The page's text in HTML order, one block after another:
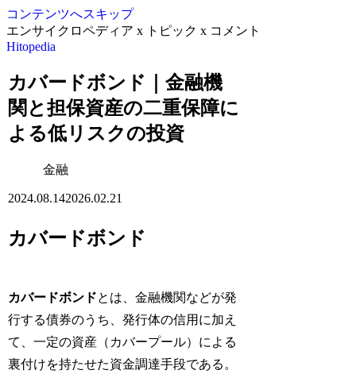
コンテンツへスキップ
エンサイクロペディア x トピック x コメント
Hitopedia
カバードボンド｜金融機
関と担保資産の二重保障に
よる低リスクの投資
金融
2024.08.142026.02.21
カバードボンド
カバードボンドとは、金融機関などが発
行する債券のうち、発行体の信用に加え
て、一定の資産（カバープール）による
裏付けを持たせた資金調達手段である。